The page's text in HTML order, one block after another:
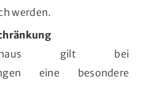
werden.
gilt bei
eine besondere